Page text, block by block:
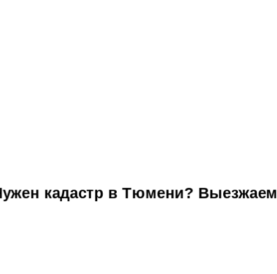
кадастр в Тюмени? Выезжаем!